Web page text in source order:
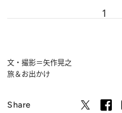
1
文・撮影＝矢作晃之
旅＆お出かけ
Share